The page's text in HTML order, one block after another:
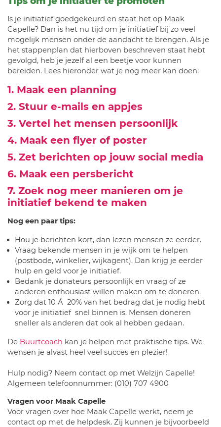
Is je initiatief goedgekeurd en staat het op Maak
Capelle? Dan is het nu tijd om je initiatief bij zo veel
mogelijk mensen onder de aandacht te brengen. Als je
het stappenplan dat hierboven beschreven staat hebt
gevolgd, heb je jezelf al een beetje voor kunnen
bereiden. Lees hieronder wat je nog meer kan doen:
1. Maak een planning
2. Stuur e-mails en appjes
3. Vertel het mensen persoonlijk
4. Maak een flyer of poster
5. Zet berichten op jouw social media
6. Maak een persbericht
7. Zoek nog meer manieren om je
initiatief bekend te maken
Nog een paar tips:
Hou je berichten kort, dan lezen mensen ze eerder.
Vraag bekende mensen in je wijk om te helpen
(postbode, winkelier, wijkagent). Dan krijg je eerder
hulp en geld voor je initiatief.
Bedank je donateurs persoonlijk en vraag of ze
anderen enthousiast willen maken om te doneren.
Zorg dat 10 Á 20% van het bedrag dat je nodig hebt
voor je initiatief snel binnen is. Mensen doneren
sneller als anderen dat ook al hebben gedaan.
De Buurtcoach kan je helpen met praktische tips. We
wensen je alvast heel veel succes en plezier!
Hulp nodig? Neem contact op met Welzijn Capelle!
Algemeen telefoonnummer: (010) 707 4900
Vragen voor Maak Capelle
Voor vragen over hoe Maak Capelle werkt, neem je
contact op met de helpdesk. Zij kunnen je bijvoorbeeld